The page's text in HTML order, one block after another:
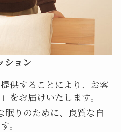
ション
提供することにより、お客
をお届けいたします。
眠りのために、良質な自
。